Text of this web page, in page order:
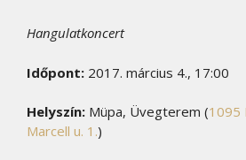
Hangulatkoncert
Időpont: 2017. március 4., 17:00
Helyszín: Müpa, Üvegterem (1095
Marcell u. 1.)